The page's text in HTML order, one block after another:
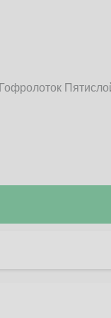
Гофролоток